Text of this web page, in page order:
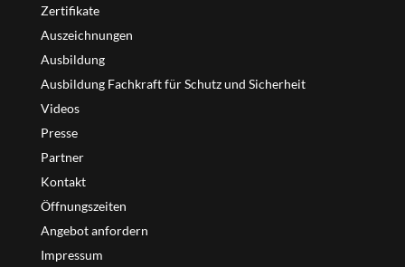
Zertifikate
Auszeichnungen
Ausbildung
Ausbildung Fachkraft für Schutz und Sicherheit
Videos
Presse
Partner
Kontakt
Öffnungszeiten
Angebot anfordern
Impressum